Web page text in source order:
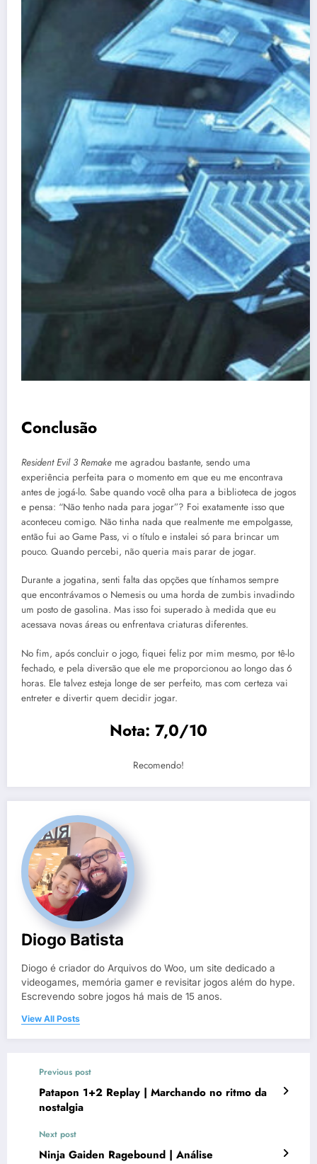
Conclusão
Resident Evil 3 Remake me agradou bastante, sendo uma
experiência perfeita para o momento em que eu me encontrava
antes de jogá-lo. Sabe quando você olha para a biblioteca de jogos
e pensa: “Não tenho nada para jogar”? Foi exatamente isso que
aconteceu comigo. Não tinha nada que realmente me empolgasse,
então fui ao Game Pass, vi o título e instalei só para brincar um
pouco. Quando percebi, não queria mais parar de jogar.
Durante a jogatina, senti falta das opções que tínhamos sempre
que encontrávamos o Nemesis ou uma horda de zumbis invadindo
um posto de gasolina. Mas isso foi superado à medida que eu
acessava novas áreas ou enfrentava criaturas diferentes.
No fim, após concluir o jogo, fiquei feliz por mim mesmo, por tê-lo
fechado, e pela diversão que ele me proporcionou ao longo das 6
horas. Ele talvez esteja longe de ser perfeito, mas com certeza vai
entreter e divertir quem decidir jogar.
Nota: 7,0/10
Recomendo!
Diogo Batista
Diogo é criador do Arquivos do Woo, um site dedicado a
videogames, memória gamer e revisitar jogos além do hype.
Escrevendo sobre jogos há mais de 15 anos.
View All Posts
Previous post
Patapon 1+2 Replay | Marchando no ritmo da
nostalgia
Next post
Ninja Gaiden Ragebound | Análise